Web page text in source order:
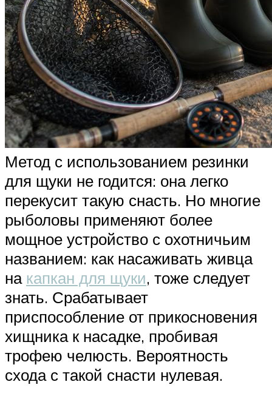
Метод с использованием резинки
для щуки не годится: она легко
перекусит такую снасть. Но многие
рыболовы применяют более
мощное устройство с охотничьим
названием: как насаживать живца
на капкан для щуки, тоже следует
знать. Срабатывает
приспособление от прикосновения
хищника к насадке, пробивая
трофею челюсть. Вероятность
схода с такой снасти нулевая.